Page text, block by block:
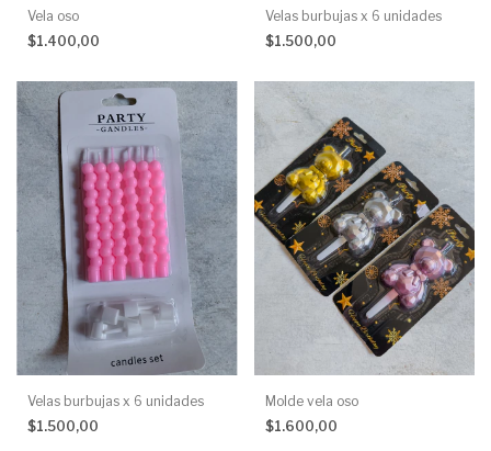
Vela oso
$1.400,00
Velas burbujas x 6 unidades
$1.500,00
Velas burbujas x 6 unidades
$1.500,00
Molde vela oso
$1.600,00